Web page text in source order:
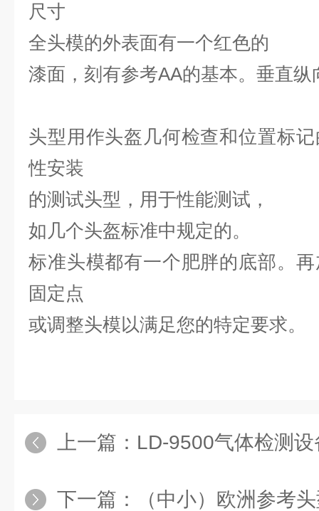
尺寸
全头模的外表面有一个红色的
漆面，刻有参考AA的基本。垂直
头型用作头盔几何检查和位置标
性安装
的测试头型，用于性能测试，
如几个头盔标准中规定的。
标准头模都有一个肥胖的底部。
固定点
或调整头模以满足您的特定要求。
上一篇： LD-9500气体检测设
下一篇： （中小）欧洲参考